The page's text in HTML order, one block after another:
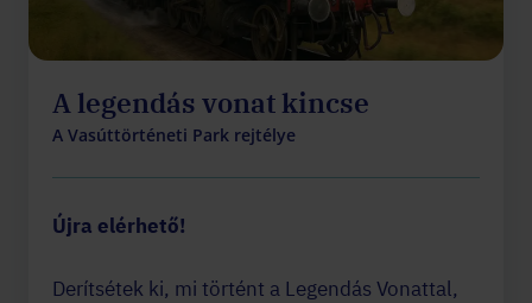
A legendás vonat kincse
A Vasúttörténeti Park rejtélye
Újra elérhető!
Derítsétek ki, mi történt a Legendás Vonattal,